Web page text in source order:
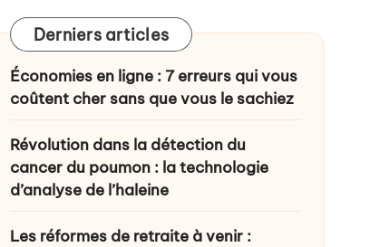
Derniers articles
Économies en ligne : 7 erreurs qui vous
coûtent cher sans que vous le sachiez
Révolution dans la détection du
cancer du poumon : la technologie
d’analyse de l’haleine
Les réformes de retraite à venir :